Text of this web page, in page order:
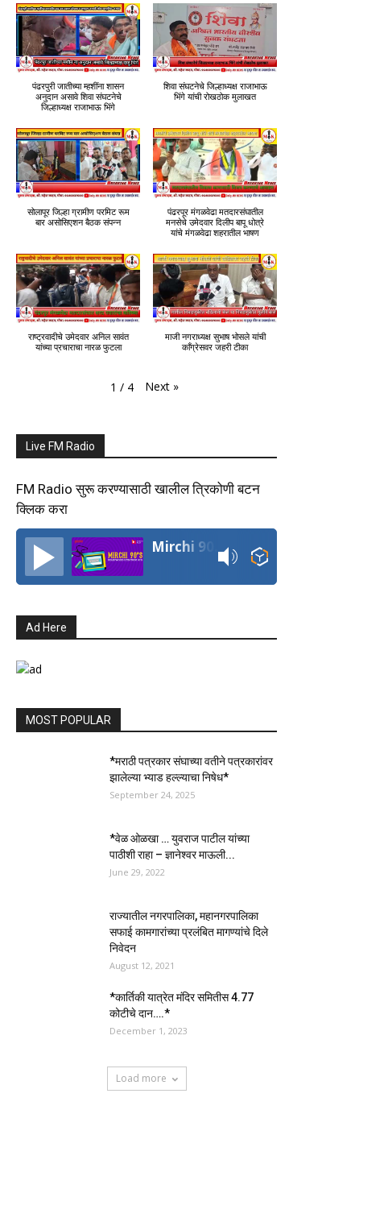
पंढरपुरी जातीच्या म्हशींना शासन
अनुदान असावे शिवा संघटनेचे
जिल्हाध्यक्ष राजाभाऊ भिंगे
शिवा संघटनेचे जिल्हाध्यक्ष राजाभाऊ
भिंगे यांची रोखठोक मुलाखत
सोलापूर जिल्हा ग्रामीण परमिट रूम
बार असोसिएशन बैठक संपन्न
पंढरपूर मंगळवेढा मतदारसंघातील
मनसेचे उमेदवार दिलीप बापू धोत्रे
यांचे मंगळवेढा शहरातील भाषण
राष्ट्रवादीचे उमेदवार अनिल सावंत
यांच्या प्रचाराचा नारळ फुटला
माजी नगराध्यक्ष सुभाष भोसले यांची
काँग्रेसवर जहरी टीका
1 / 4 Next »
Live FM Radio
FM Radio सुरू करण्यासाठी खालील त्रिकोणी बटन
क्लिक करा
Mirchi 90's Radio
Ad Here
MOST POPULAR
*मराठी पत्रकार संघाच्या वतीने पत्रकारांवर
झालेल्या भ्याड हल्ल्याचा निषेध*
September 24, 2025
*वेळ ओळखा … युवराज पाटील यांच्या
पाठीशी राहा – ज्ञानेश्वर माऊली...
June 29, 2022
राज्यातील नगरपालिका, महानगरपालिका
सफाई कामगारांच्या प्रलंबित मागण्यांचे दिले
निवेदन
August 12, 2021
*कार्तिकी यात्रेत मंदिर समितीस 4.77
कोटीचे दान….*
December 1, 2023
Load more